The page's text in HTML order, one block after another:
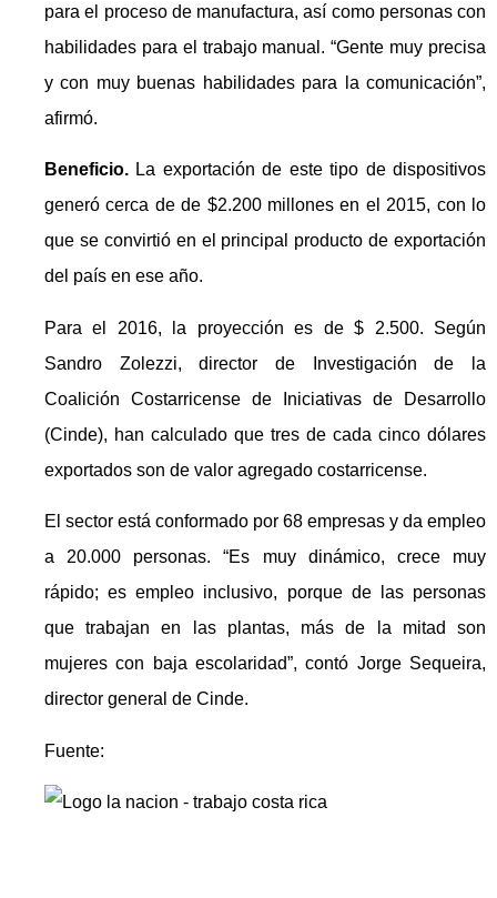
para el proceso de manufactura, así como personas con
habilidades para el trabajo manual. “Gente muy precisa
y con muy buenas habilidades para la comunicación”,
afirmó.
Beneficio. La exportación de este tipo de dispositivos
generó cerca de de $2.200 millones en el 2015, con lo
que se convirtió en el principal producto de exportación
del país en ese año.
Para el 2016, la proyección es de $ 2.500. Según
Sandro Zolezzi, director de Investigación de la
Coalición Costarricense de Iniciativas de Desarrollo
(Cinde), han calculado que tres de cada cinco dólares
exportados son de valor agregado costarricense.
El sector está conformado por 68 empresas y da empleo
a 20.000 personas. “Es muy dinámico, crece muy
rápido; es empleo inclusivo, porque de las personas
que trabajan en las plantas, más de la mitad son
mujeres con baja escolaridad”, contó Jorge Sequeira,
director general de Cinde.
Fuente: